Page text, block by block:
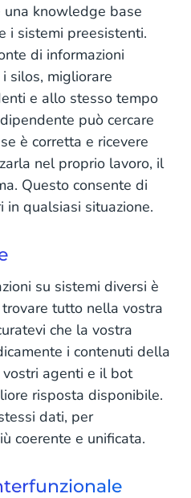
knowledge base
i sistemi preesistenti.
di informazioni
silos, migliorare
e allo stesso tempo
può cercare
è corretta e ricevere
nel proprio lavoro, il
Questo consente di
qualsiasi situazione.
su sistemi diversi è
tutto nella vostra
che la vostra
i contenuti della
agenti e il bot
risposta disponibile.
dati, per
coerente e unificata.